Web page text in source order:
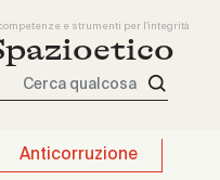
e strumenti per l'integrità
qualcosa
Anticorruzione